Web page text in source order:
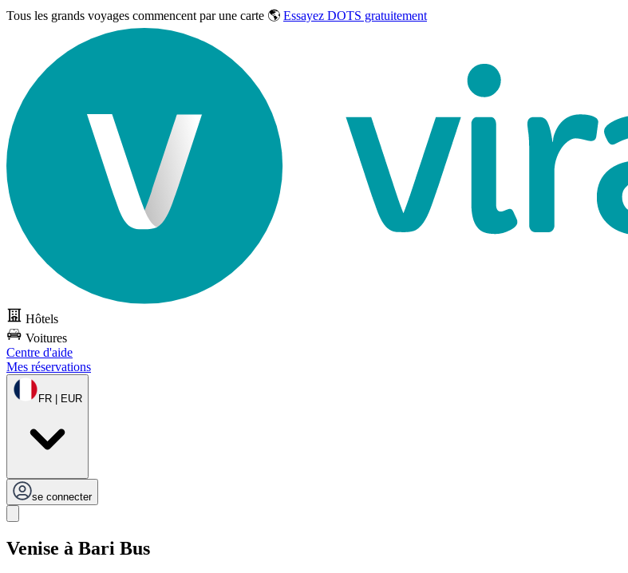
Tous les grands voyages commencent par une carte 🌎 Essayez DOTS gratuitement
Hôtels
Voitures
Centre d'aide
Mes réservations
FR | EUR
se connecter
Venise à Bari Bus